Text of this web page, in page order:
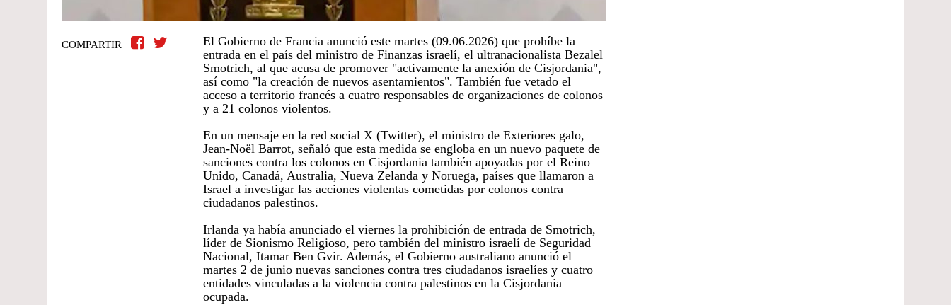
COMPARTIR
El Gobierno de Francia anunció este martes (09.06.2026) que prohíbe la
entrada en el país del ministro de Finanzas israelí, el ultranacionalista Bezalel
Smotrich, al que acusa de promover "activamente la anexión de Cisjordania",
así como "la creación de nuevos asentamientos". También fue vetado el
acceso a territorio francés a cuatro responsables de organizaciones de colonos
y a 21 colonos violentos.
En un mensaje en la red social X (Twitter), el ministro de Exteriores galo,
Jean-Noël Barrot, señaló que esta medida se engloba en un nuevo paquete de
sanciones contra los colonos en Cisjordania también apoyadas por el Reino
Unido, Canadá, Australia, Nueva Zelanda y Noruega, países que llamaron a
Israel a investigar las acciones violentas cometidas por colonos contra
ciudadanos palestinos.
Irlanda ya había anunciado el viernes la prohibición de entrada de Smotrich,
líder de Sionismo Religioso, pero también del ministro israelí de Seguridad
Nacional, Itamar Ben Gvir. Además, el Gobierno australiano anunció el
martes 2 de junio nuevas sanciones contra tres ciudadanos israelíes y cuatro
entidades vinculadas a la violencia contra palestinos en la Cisjordania
ocupada.